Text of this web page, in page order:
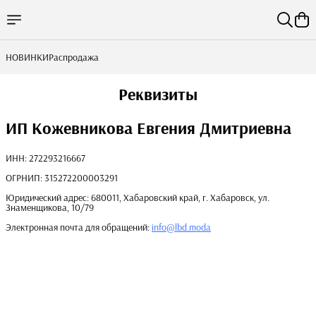
НОВИНКИРаспродажа
Реквизиты
ИП Кожевникова Евгения Дмитриевна
ИНН: 272293216667
ОГРНИП: 315272200003291
Юридический адрес: 680011, Хабаровский край, г. Хабаровск, ул.
Знаменщикова, 10/79
Электронная почта для обращений: info@lbd.moda